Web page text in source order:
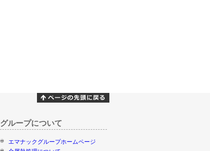
グループについて
エマナックグループホームページ